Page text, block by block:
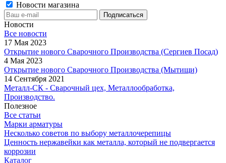
Новости магазина
Новости
Все новости
17 Мая 2023
Открытие нового Сварочного Производства (Сергиев Посад)
4 Мая 2023
Открытие нового Сварочного Производства (Мытищи)
14 Сентября 2021
Металл-СК - Сварочный цех, Металлообработка,
Производство.
Полезное
Все статьи
Марки арматуры
Несколько советов по выбору металлочерепицы
Ценность нержавейки как металла, который не подвергается
коррозии
Каталог